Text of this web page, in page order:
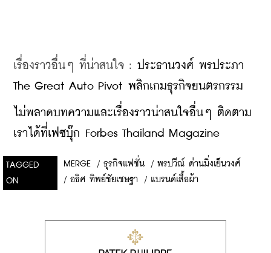
เรื่องราวอื่นๆ ที่น่าสนใจ : ประธานวงศ์ พรประภา
The Great Auto Pivot พลิกเกมธุรกิจยนตรกรรม
ไม่พลาดบทความและเรื่องราวน่าสนใจอื่นๆ ติดตาม
เราได้ที่เฟซบุ๊ก Forbes Thailand Magazine
TAGGED
ON
MERGE / ธุรกิจแฟชั่น / พรปวีณ์ ด่านมิ่งเย็นวงศ์
/ อธิศ ทิพย์ชัยเชษฐา / แบรนด์เสื้อผ้า